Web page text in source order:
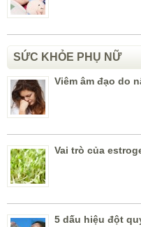
SỨC KHỎE PHỤ NỮ
Viêm âm đạo do
Vai trò của
5 dấu hiệu đột